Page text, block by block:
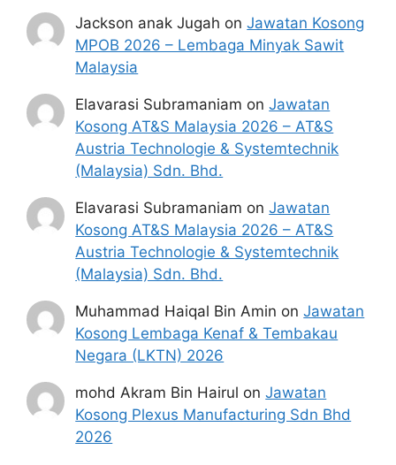
Jackson anak Jugah onJawatan Kosong
MPOB 2026 – Lembaga Minyak Sawit
Malaysia
Elavarasi Subramaniam onJawatan
Kosong AT&S Malaysia 2026 – AT&S
Austria Technologie & Systemtechnik
(Malaysia) Sdn. Bhd.
Elavarasi Subramaniam onJawatan
Kosong AT&S Malaysia 2026 – AT&S
Austria Technologie & Systemtechnik
(Malaysia) Sdn. Bhd.
Muhammad Haiqal Bin Amin onJawatan
Kosong Lembaga Kenaf & Tembakau
Negara (LKTN) 2026
mohd Akram Bin Hairul onJawatan
Kosong Plexus Manufacturing Sdn Bhd
2026